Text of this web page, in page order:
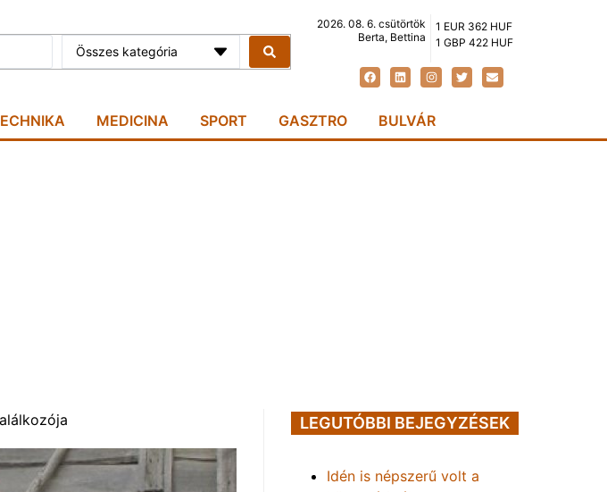
Összes kategória
2026. 08. 6. csütörtök
Berta, Bettina
1 EUR 362 HUF
1 GBP 422 HUF
MEDICINA SPORT GASZTRO BULVÁR
LEGUTÓBBI BEJEGYZÉSEK
Idén is népszerű volt a